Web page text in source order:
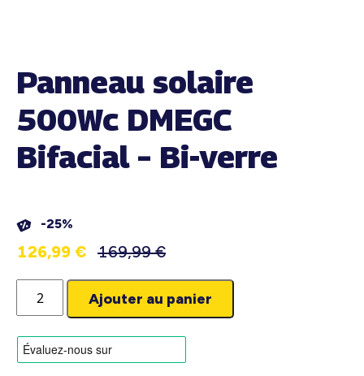
Panneau solaire
500Wc DMEGC
Bifacial – Bi-verre
-25%
126,99 € 169,99€
quantité
solaire
500Wc
Ajouter au panier